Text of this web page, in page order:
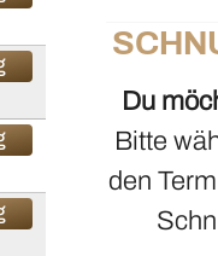
Du
Bitte
den